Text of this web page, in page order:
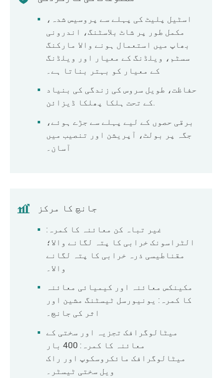
اسٹیل پلیٹ کی پہلے سے پروسیس شدہ،
مکمل طور پر شاٹ بلاسٹنگ، اندرونی
بھاپ میں استعمال ہونے والا مارکنگ
سسٹم، ویلڈنگ کے معیار اور ویلڈنگ
کے معیار کو بہتر بناتا ہے۔
حفاظت، طویل سروس کی زندگی کی بنیاد
کے تحت ہلکا پھلکا ڈیزائن.
برقی حصوں کے لیے پہلے سے جڑے ہوئے،
جگہ پر بولٹ، آپریشن اور تنصیب میں
آسان۔
جانچ کا مرکز
غیر تباہ کن معائنہ کا کمرہ:
الٹراسونک خرابی کا پتہ لگانے والا؛
مقناطیسی ذرہ خرابی کا پتہ لگانے
والا۔
مکینکس معائنہ اور کیمیائی معائنہ
کا کمرہ: یونیورسل ٹیسٹنگ مشین اور
اثر کی جانچ۔
میٹالوگرافک تجزیہ اور سختی کے
معائنہ کا کمرہ: 400 بار
میٹالوگرافک مائکروسکوپ اور راک
ویل سختی ٹیسٹر۔